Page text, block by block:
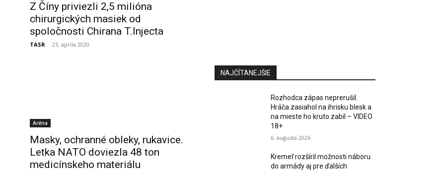
Z Číny priviezli 2,5 milióna
chirurgických masiek od
spoločnosti Chirana T.Injecta
TASR - 25. apríla 2020
Aréna
Masky, ochranné obleky, rukavice.
Letka NATO doviezla 48 ton
medicínskeho materiálu
NAJČÍTANEJŠIE
Rozhodca zápas neprerušil.
Hráča zasiahol na ihrisku blesk a
na mieste ho kruto zabil – VIDEO
18+
6. augusta 2026
Kremeľ rozšíril možnosti náboru
do armády aj pre ďalších